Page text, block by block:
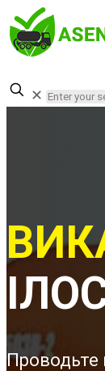
✕
Проводьте